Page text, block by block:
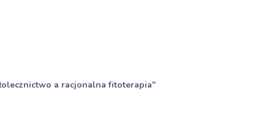
a racjonalna fitoterapia"